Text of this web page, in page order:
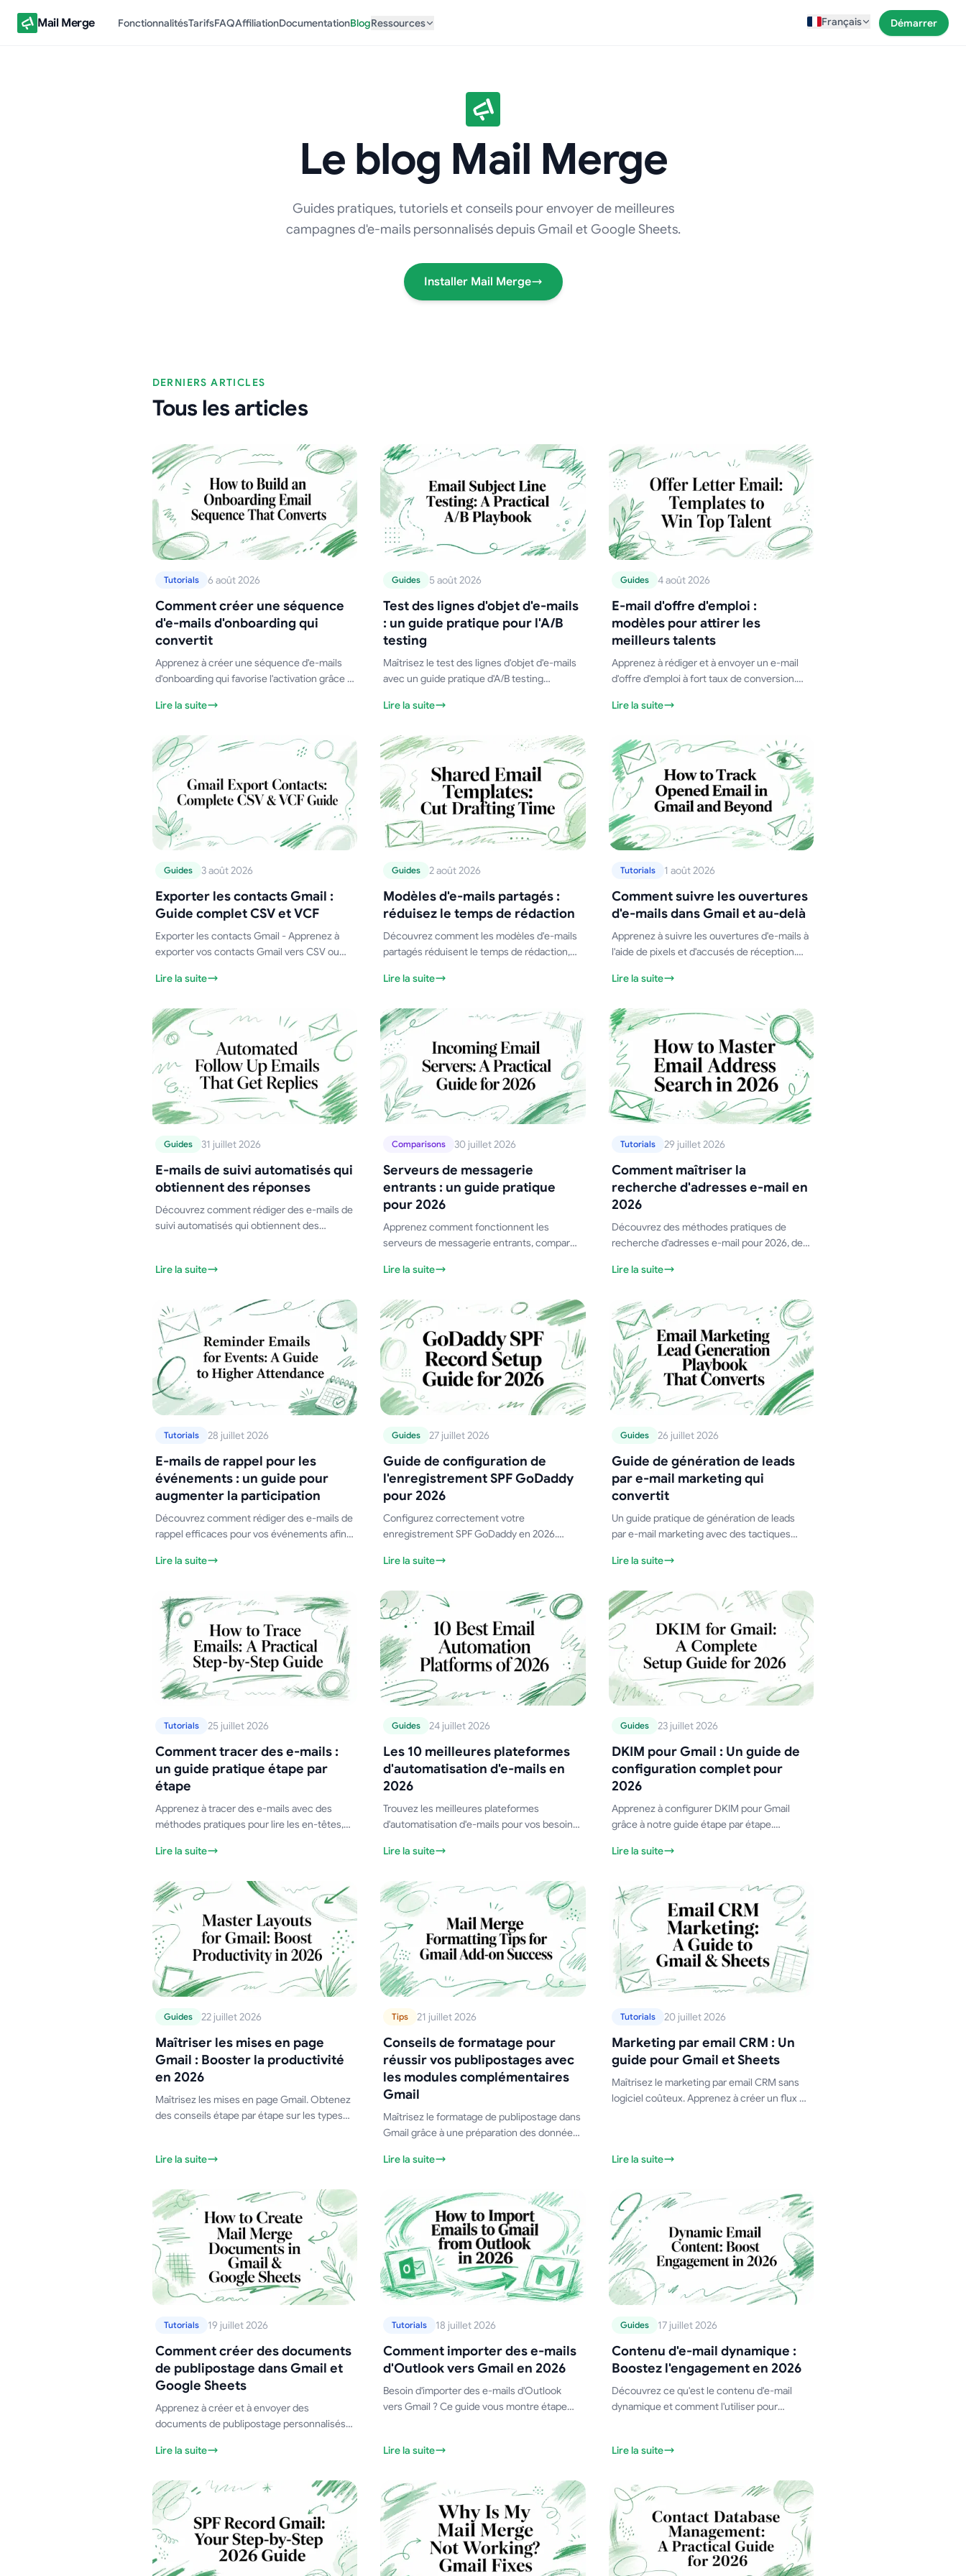
Mail Merge FonctionnalitésTarifsFAQAffiliationDocumentationBlogRessources Français Démarrer
Le blog Mail Merge
Guides pratiques, tutoriels et conseils pour envoyer de meilleures
campagnes d'e-mails personnalisés depuis Gmail et Google Sheets.
Installer Mail Merge
DERNIERS ARTICLES
Tous les articles
Tutorials 6 août 2026
Comment créer une séquence
d'e-mails d'onboarding qui
convertit
Apprenez à créer une séquence d'e-mails
d'onboarding qui favorise l'activation grâce à
déclencheurs et des stratégies de test A/B
Lire la suite
Guides 5 août 2026
Test des lignes d'objet d'e-mails
: un guide pratique pour l'A/B
testing
Maîtrisez le test des lignes d'objet d'e-mails
avec un guide pratique d'A/B testing
échantillons, les indicateurs et des modèles
Lire la suite
Guides 4 août 2026
E-mail d'offre d'emploi :
modèles pour attirer les
meilleurs talents
Apprenez à rédiger et à envoyer un e-mail
d'offre d'emploi à fort taux de conversion.
des flux de suivi.
Lire la suite
Guides 3 août 2026
Exporter les contacts Gmail :
Guide complet CSV et VCF
Exporter les contacts Gmail - Apprenez à
exporter vos contacts Gmail vers CSV ou
pour un publipostage. Étapes simples et
Lire la suite
Guides 2 août 2026
Modèles d'e-mails partagés :
réduisez le temps de rédaction
Découvrez comment les modèles d'e-mails
partagés réduisent le temps de rédaction,
permettent de passer à l'échelle grâce à une
analyses efficaces.
Lire la suite
Tutorials 1 août 2026
Comment suivre les ouvertures
d'e-mails dans Gmail et au-delà
Apprenez à suivre les ouvertures d'e-mails à
l'aide de pixels et d'accusés de réception.
Mail Merge for Gmail, et conseils pour
Lire la suite
Guides 31 juillet 2026
E-mails de suivi automatisés qui
obtiennent des réponses
Découvrez comment rédiger des e-mails de
suivi automatisés qui obtiennent des
pour réussir.
Lire la suite
Comparisons 30 juillet 2026
Serveurs de messagerie
entrants : un guide pratique
pour 2026
Apprenez comment fonctionnent les
serveurs de messagerie entrants, comparez
serveur éprouvés pour que vos campagnes
réception principale.
Lire la suite
Tutorials 29 juillet 2026
Comment maîtriser la
recherche d'adresses e-mail en
2026
Découvrez des méthodes pratiques de
recherche d'adresses e-mail pour 2026, des
modèles à la vérification, aux règles de
prospection.
Lire la suite
Tutorials 28 juillet 2026
E-mails de rappel pour les
événements : un guide pour
augmenter la participation
Découvrez comment rédiger des e-mails de
rappel efficaces pour vos événements afin
Conseils pratiques inclus.
Lire la suite
Guides 27 juillet 2026
Guide de configuration de
l'enregistrement SPF GoDaddy
pour 2026
Configurez correctement votre
enregistrement SPF GoDaddy en 2026.
expéditeurs, la limite de 10 recherches et
vraiment.
Lire la suite
Guides 26 juillet 2026
Guide de génération de leads
par e-mail marketing qui
convertit
Un guide pratique de génération de leads
par e-mail marketing avec des tactiques
segmentation, les séquences de nurturing
Lire la suite
Tutorials 25 juillet 2026
Comment tracer des e-mails :
un guide pratique étape par
étape
Apprenez à tracer des e-mails avec des
méthodes pratiques pour lire les en-têtes,
et DMARC. Inclut des exemples pour Gmail
Lire la suite
Guides 24 juillet 2026
Les 10 meilleures plateformes
d'automatisation d'e-mails en
2026
Trouvez les meilleures plateformes
d'automatisation d'e-mails pour vos besoins
Gmail, les PME et le commerce électronique
prix et de leurs cas d'utilisation.
Lire la suite
Guides 23 juillet 2026
DKIM pour Gmail : Un guide de
configuration complet pour
2026
Apprenez à configurer DKIM pour Gmail
grâce à notre guide étape par étape.
enregistrements DNS et vérifiez votre
de vos e-mails.
Lire la suite
Guides 22 juillet 2026
Maîtriser les mises en page
Gmail : Booster la productivité
en 2026
Maîtrisez les mises en page Gmail. Obtenez
des conseils étape par étape sur les types
multiples. Adaptez les vues pour les ventes,
Lire la suite
Tips 21 juillet 2026
Conseils de formatage pour
réussir vos publipostages avec
les modules complémentaires
Gmail
Maîtrisez le formatage de publipostage dans
Gmail grâce à une préparation des données
modèles, une logique conditionnelle et un
Lire la suite
Tutorials 20 juillet 2026
Marketing par email CRM : Un
guide pour Gmail et Sheets
Maîtrisez le marketing par email CRM sans
logiciel coûteux. Apprenez à créer un flux de
Lire la suite
Tutorials 19 juillet 2026
Comment créer des documents
de publipostage dans Gmail et
Google Sheets
Apprenez à créer et à envoyer des
documents de publipostage personnalisés
guide complet couvre la configuration, le
Lire la suite
Tutorials 18 juillet 2026
Comment importer des e-mails
d'Outlook vers Gmail en 2026
Besoin d'importer des e-mails d'Outlook
vers Gmail ? Ce guide vous montre étape
tout en préservant vos dossiers.
Lire la suite
Guides 17 juillet 2026
Contenu d'e-mail dynamique :
Boostez l'engagement en 2026
Découvrez ce qu'est le contenu d'e-mail
dynamique et comment l'utiliser pour
pratiques et Mail Merge for Gmail.
Lire la suite